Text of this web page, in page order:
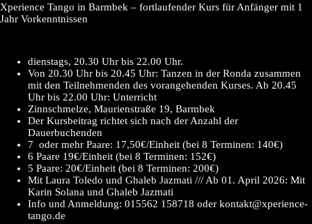
Xperience Tango in Barmbek – fortlaufender Kurs für Anfänger mit 1
Jahr Vorkenntnissen
dienstags, 20.30 Uhr bis 22.00 Uhr.
Von 20.30 Uhr bis 20.45 Uhr: Tanzen in der Ronda zusammen
mit den Teilnehmenden des vorangehenden Kurses. Ab 20.45
Uhr bis 22.00 Uhr: Unterricht
Zinnschmelze, Maurienstraße 19, Barmbek
Der Kursbeitrag richtet sich nach der Anzahl der
Dauerbuchenden
7 oder mehr Paare: 17,50€/Einheit (bei 8 Terminen: 140€)
6 Paare 19€/Einheit (bei 8 Terminen: 152€)
5 Paare: 20€/Einheit (bei 8 Terminen: 200€)
Mit Laura Toledo und Ghaleb Jazmati /// Ab 01. April 2026: Mit
Karin Solana und Ghaleb Jazmati
Info und Anmeldung: 015562 158718 oder kontakt@xperience-
tango.de